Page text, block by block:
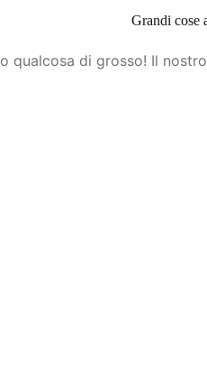
Grandi cose
qualcosa di grosso! Il